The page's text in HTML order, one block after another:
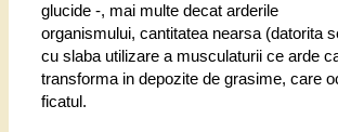
glucide -, mai multe decat arderile
organismului, cantitatea nearsa (datorita
cu slaba utilizare a musculaturii ce arde
transforma in depozite de grasime, care
ficatul.